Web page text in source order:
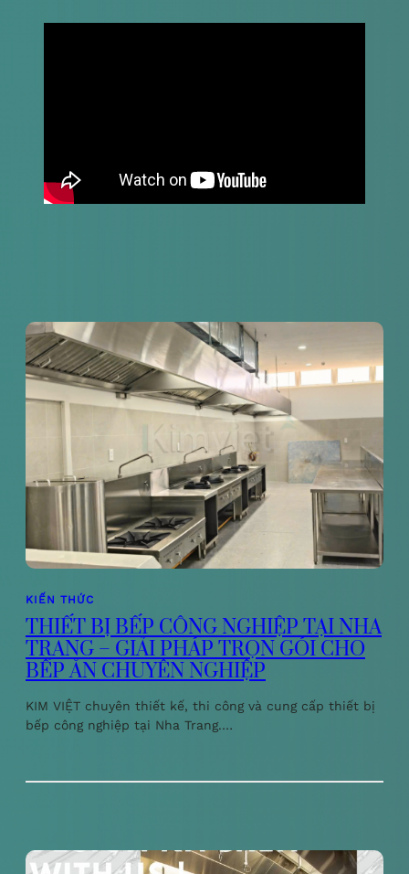
KIẾN THỨC
THIẾT BỊ BẾP CÔNG NGHIỆP TẠI NHA
TRANG – GIẢI PHÁP TRỌN GÓI CHO
BẾP ĂN CHUYÊN NGHIỆP
KIM VIỆT chuyên thiết kế, thi công và cung cấp thiết bị
bếp công nghiệp tại Nha Trang.…